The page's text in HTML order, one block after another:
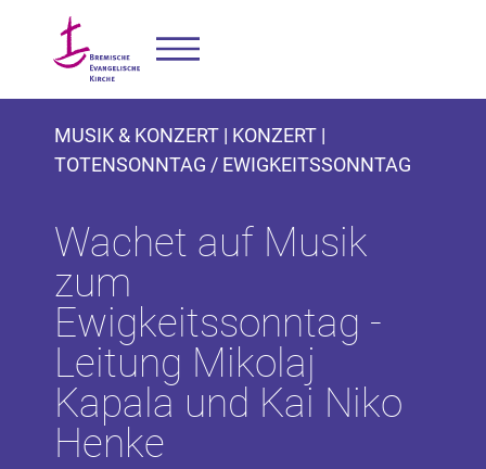
MUSIK & KONZERT | KONZERT |
TOTENSONNTAG / EWIGKEITSSONNTAG
Wachet auf Musik
zum
Ewigkeitssonntag -
Leitung Mikolaj
Kapala und Kai Niko
Henke